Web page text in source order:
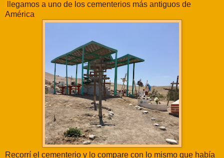
llegamos a uno de los cementerios más antiguos de
América
Recorrí el cementerio y lo compare con lo mismo que había